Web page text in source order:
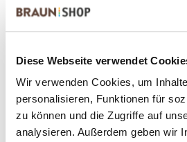
Diese Webseite verwendet
Wir verwenden Cookies, um
personalisieren, Funktionen für
zu können und die Zugriffe auf
analysieren. Außerdem geben wir
15,0 kg im Sack